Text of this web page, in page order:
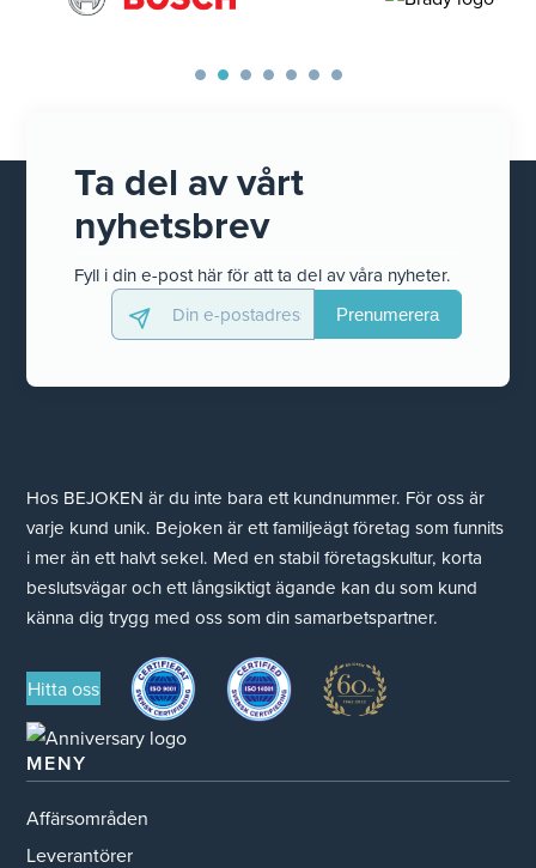
Ta del av vårt
nyhetsbrev
Fyll i din e-post här för att ta del av våra nyheter.
Hos BEJOKEN är du inte bara ett kundnummer. För oss är
varje kund unik. Bejoken är ett familjeägt företag som funnits
i mer än ett halvt sekel. Med en stabil företagskultur, korta
beslutsvägar och ett långsiktigt ägande kan du som kund
känna dig trygg med oss som din samarbetspartner.
Hitta oss
MENY
Affärsområden
Leverantörer